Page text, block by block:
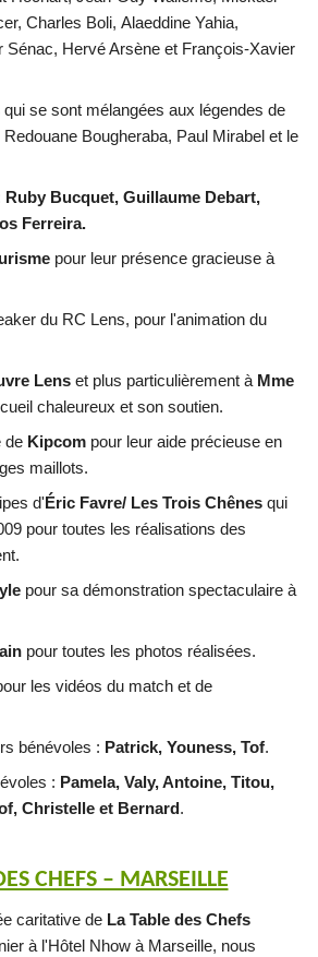
Charles Boli, Alaeddine Yahia,
Sénac, Hervé Arsène et François-Xavier
qui se sont mélangées aux légendes de
Bougheraba, Paul Mirabel et le
Ruby Bucquet, Guillaume Debart,
Ferreira.
pour leur présence gracieuse à
du RC Lens, pour l'animation du
Lens et plus particulièrement à Mme
chaleureux et son soutien.
de Kipcom pour leur aide précieuse en
maillots.
d' Éric Favre/ Les Trois Chênes qui
pour toutes les réalisations des
pour sa démonstration spectaculaire à
pour toutes les photos réalisées.
les vidéos du match et de
bénévoles : Patrick, Youness, Tof.
: Pamela, Valy, Antoine, Titou,
Christelle et Bernard.
CHEFS – MARSEILLE
caritative de La Table des Chefs
à l'Hôtel Nhow à Marseille, nous